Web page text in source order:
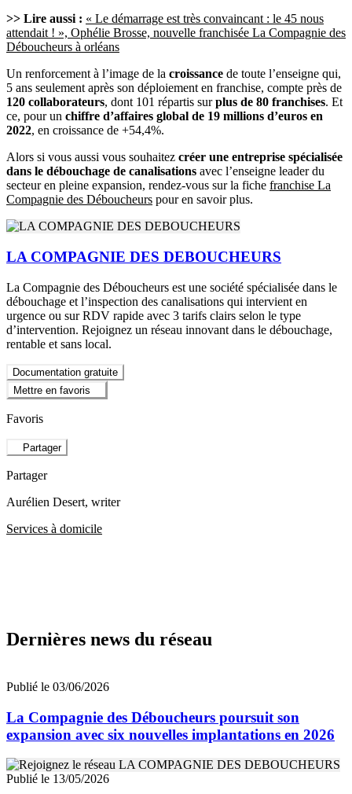
>> Lire aussi : « Le démarrage est très convaincant : le 45 nous
attendait ! », Ophélie Brosse, nouvelle franchisée La Compagnie des
Déboucheurs à orléans
Un renforcement à l’image de la croissance de toute l’enseigne qui,
5 ans seulement après son déploiement en franchise, compte près de
120 collaborateurs, dont 101 répartis surplus de 80 franchises. Et
ce, pour un chiffre d’affaires global de 19 millions d’euros en
2022, en croissance de +54,4%.
Alors si vous aussi vous souhaitez créer une entreprise spécialisée
dans le débouchage de canalisations avec l’enseigne leader du
secteur en pleine expansion, rendez-vous sur la fiche franchise La
Compagnie des Déboucheurs pour en savoir plus.
LA COMPAGNIE DES DEBOUCHEURS
La Compagnie des Déboucheurs est une société spécialisée dans le
débouchage et l’inspection des canalisations qui intervient en
urgence ou sur RDV rapide avec 3 tarifs clairs selon le type
d’intervention. Rejoignez un réseau innovant dans le débouchage,
rentable et sans local.
Documentation gratuite
Mettre en favoris
Favoris
Partager
Partager
Aurélien Desert, writer
Services à domicile
Dernières news du réseau
Publié le 03/06/2026
La Compagnie des Déboucheurs poursuit son
expansion avec six nouvelles implantations en 2026
Publié le 13/05/2026